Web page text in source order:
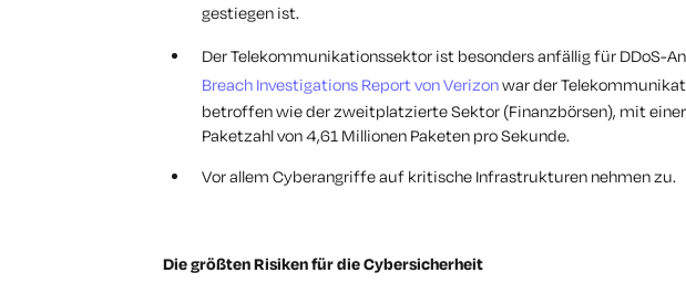
gestiegen ist.
Der Telekommunikationssektor ist besonders anfällig für DDoS-
Breach Investigations Report von Verizonwar der
betroffen wie der zweitplatzierte Sektor (Finanzbörsen), mit
Paketzahl von 4,61 Millionen Paketen pro Sekunde.
Vor allem Cyberangriffe auf kritische Infrastrukturen nehmen zu.
Die größten Risiken für die Cybersicherheit